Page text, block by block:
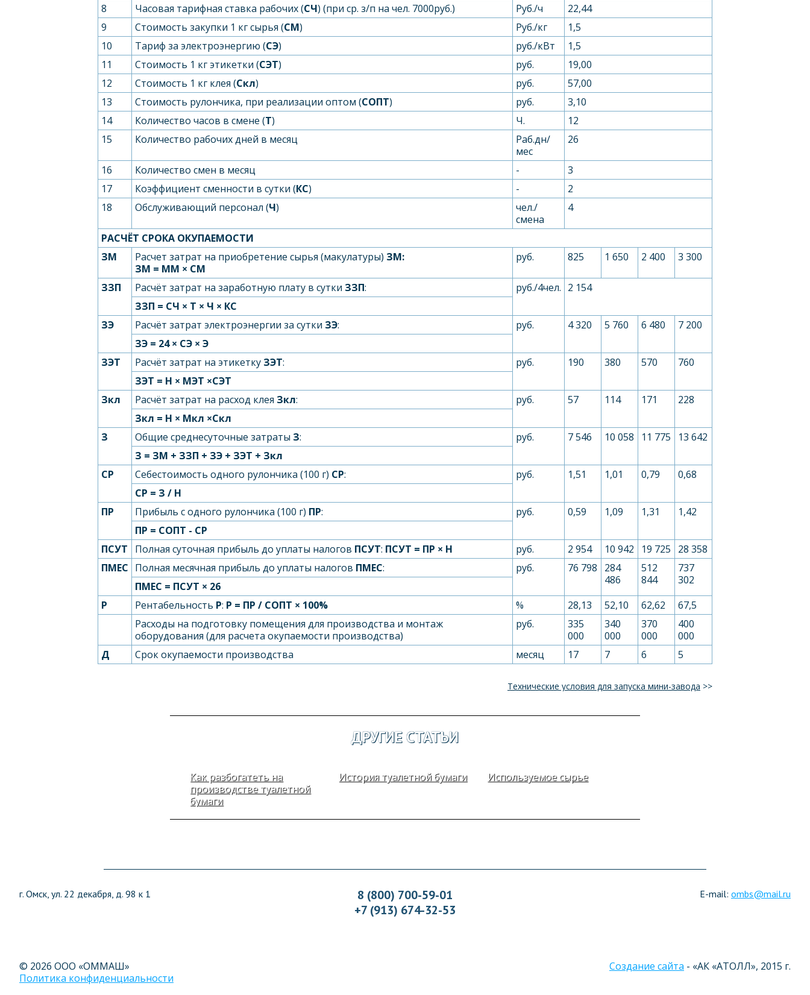
8
Часовая тарифная ставка рабочих (СЧ) (при ср. з/п на чел. 7000руб.) Руб./ч
22,44
9
Стоимость закупки 1 кг сырья (СМ) Руб./кг
1,5
10
Тариф за электроэнергию (СЭ) руб./кВт
1,5
11
Стоимость 1 кг этикетки (СЭТ) руб.
19,00
12
Стоимость 1 кг клея (Скл) руб.
57,00
13
Стоимость рулончика, при реализации оптом (СОПТ) руб.
3,10
14
Количество часов в смене (Т) Ч.
12
15
Количество рабочих дней в месяц
Раб.дн/
мес
26
16 Количество смен в месяц -
3
17
Коэффициент сменности в сутки (КС) -
2
18
Обслуживающий персонал (Ч)
чел./
смена
4
РАСЧЁТ СРОКА ОКУПАЕМОСТИ
ЗМ Расчет затрат на приобретение сырья (макулатуры) ЗМ:
ЗМ = ММ × СМ
руб. 825 1 650 2 400 3 300
ЗЗП Расчёт затрат на заработную плату в сутки ЗЗП: руб./4чел. 2 154
ЗЗП = СЧ × Т × Ч × КС
ЗЭ Расчёт затрат электроэнергии за сутки ЗЭ: руб. 4 320 5 760 6 480
7 200
ЗЭ = 24 × СЭ × Э
ЗЭТ Расчёт затрат на этикетку ЗЭТ: руб. 190 380 570
760
ЗЭТ = Н × МЭТ ×СЭТ
Зкл Расчёт затрат на расход клея Зкл: руб. 57 114 171
228
Зкл = Н × Мкл ×Скл
З
Общие среднесуточные затраты З: руб. 7 546 10 058 11 775
13 642
З = ЗМ + ЗЗП + ЗЭ + ЗЭТ + Зкл
СР Себестоимость одного рулончика (100 г) СР: руб. 1,51 1,01 0,79
0,68
СР = З / Н
ПР Прибыль с одного рулончика (100 г) ПР: руб. 0,59 1,09 1,31
1,42
ПР = СОПТ - СР
ПСУТ Полная суточная прибыль до уплаты налогов ПСУТ: ПСУТ = ПР × Н руб. 2 954 10 942 19 725
28 358
ПМЕС Полная месячная прибыль до уплаты налогов ПМЕС: руб. 76 798
284
486
512
844
737
302
ПМЕС = ПСУТ × 26
Р
Рентабельность Р: Р = ПР / СОПТ × 100% % 28,13 52,10 62,62
67,5
Расходы на подготовку помещения для производства и монтаж
оборудования (для расчета окупаемости производства)
руб.
335
000
340
000
370
000
400
000
Д
Срок окупаемости производства месяц 17 7 6 5
Технические условия для запуска мини-завода >>
ДРУГИЕ СТАТЬИ
Как разбогатеть на
производстве туалетной
бумаги
История туалетной бумаги Используемое сырье
г. Омск, ул. 22 декабря, д. 98 к 1
8 (800) 700-59-01
+7 (913) 674-32-53
E-mail: ombs@mail.ru
© 2026 ООО «ОММАШ»
Политика конфиденциальности
Создание сайта - «АК «АТОЛЛ», 2015 г.